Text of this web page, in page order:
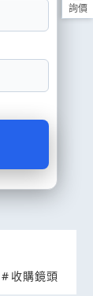
# 收購鏡頭
詢價